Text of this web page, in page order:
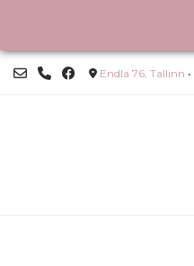
Skip
Endla 76, Tallinn •